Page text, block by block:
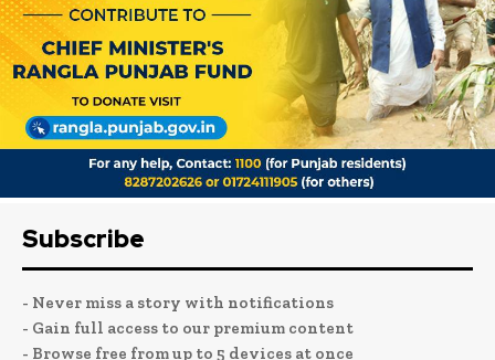
Subscribe
- Never miss a story with notifications
- Gain full access to our premium content
- Browse free from up to 5 devices at once